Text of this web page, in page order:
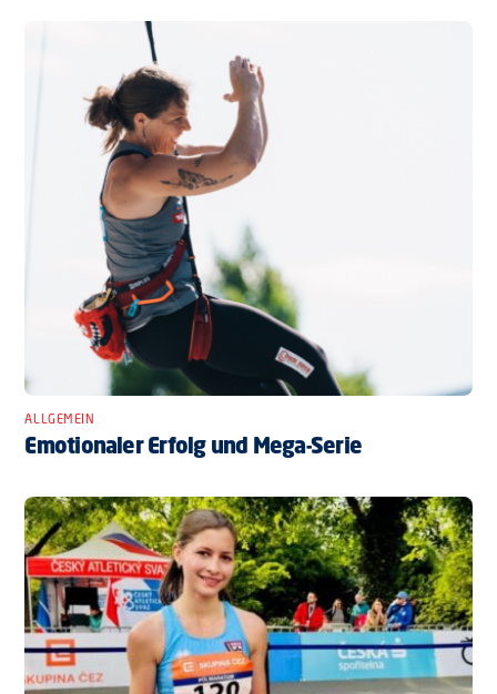
ALLGEMEIN
Emotionaler Erfolg und Mega-Serie